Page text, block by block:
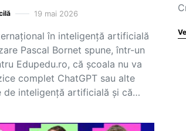
19 mai 2026
în inteligență artificială
Pascal Bornet spune, într-un
Edupedu.ro, că școala nu va
complet ChatGPT sau alte
de inteligență artificială și că…